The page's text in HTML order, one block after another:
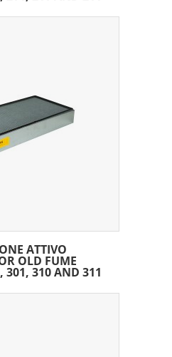
ATTIVO
OLD FUME
301, 310 AND 311